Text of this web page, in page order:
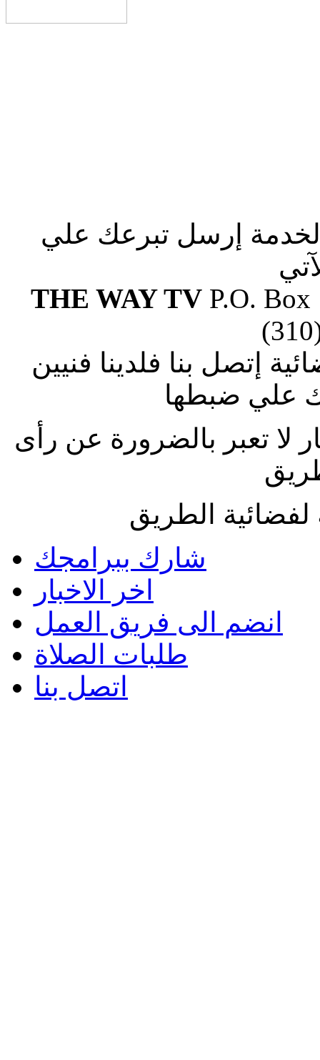
إرسل تبرعك علي
THE WAY TVP.O. Box
إتصل بنا فلدينا فنيين
علي ضبطها
لا تعبر بالضرورة عن رأى
الطريق
شارك ببرامجك
اخر الاخبار
انضم الى فريق العمل
طلبات الصلاة
اتصل بنا